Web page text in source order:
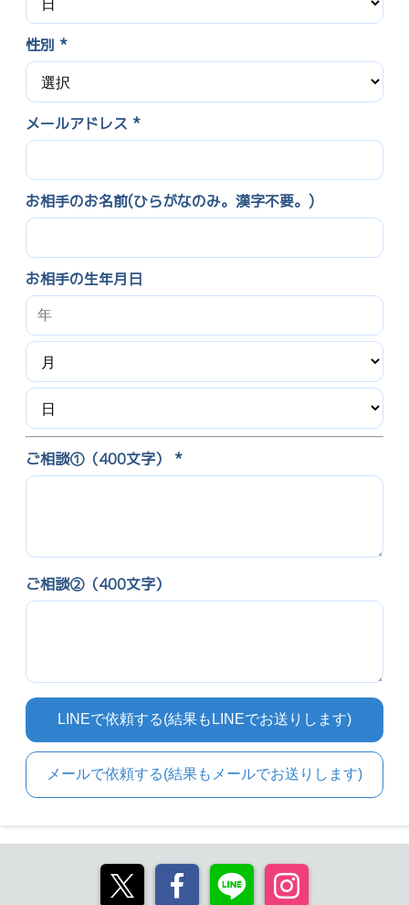
性別 *
メールアドレス *
お相手のお名前(ひらがなのみ。漢字不要。)
お相手の生年月日
ご相談①（400文字） *
ご相談②（400文字）
LINEで依頼する(結果もLINEでお送りします)
メールで依頼する(結果もメールでお送りします)